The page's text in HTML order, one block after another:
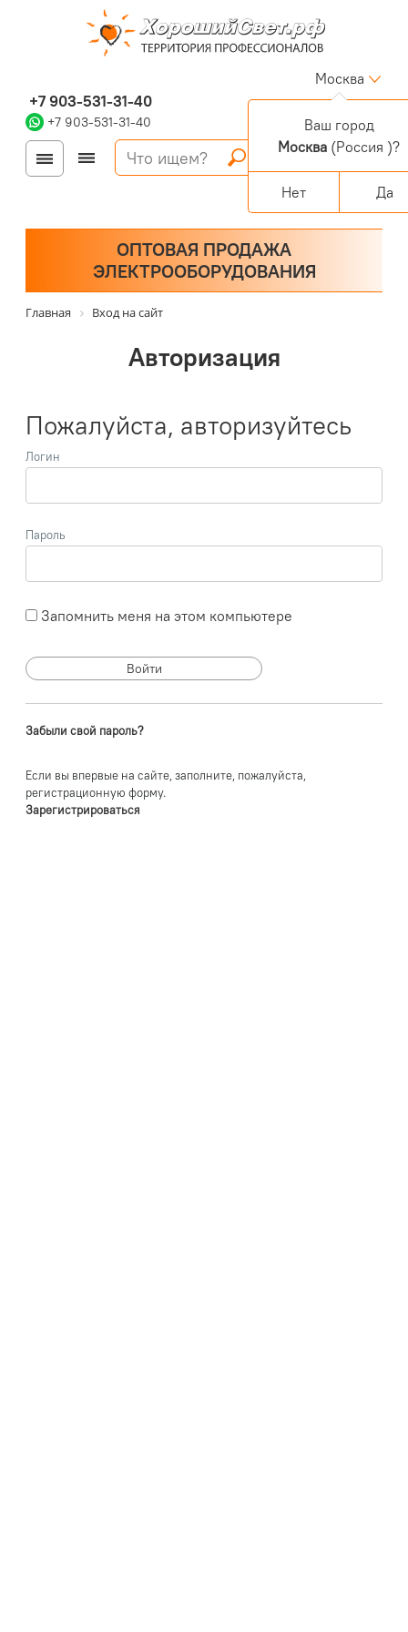
+7 903-531-31-40
+7 903-531-31-40
Москва
Войти
Регистрация
Корзина
0 позиций
Персональный раздел
ОПТОВАЯ ПРОДАЖА
ЭЛЕКТРООБОРУДОВАНИЯ
Главная Вход на сайт
Авторизация
Пожалуйста, авторизуйтесь
Логин
Пароль
Запомнить меня на этом компьютере
Забыли свой пароль?
Если вы впервые на сайте, заполните, пожалуйста,
регистрационную форму.
Зарегистрироваться
Ваш город
Москва (Россия )?
Нет Да